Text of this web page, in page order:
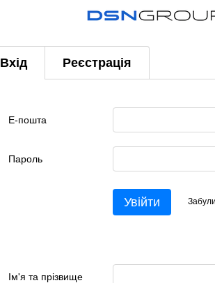
Вхід Реєстрація
Е-пошта
Пароль
Увійти
Ім'я та прізвище